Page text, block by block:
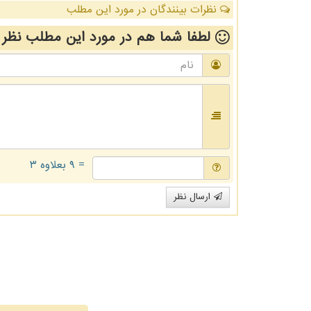
نظرات بینندگان در مورد این مطلب
لطفا شما هم در مورد این مطلب
= ۹ بعلاوه ۳
ارسال نظر